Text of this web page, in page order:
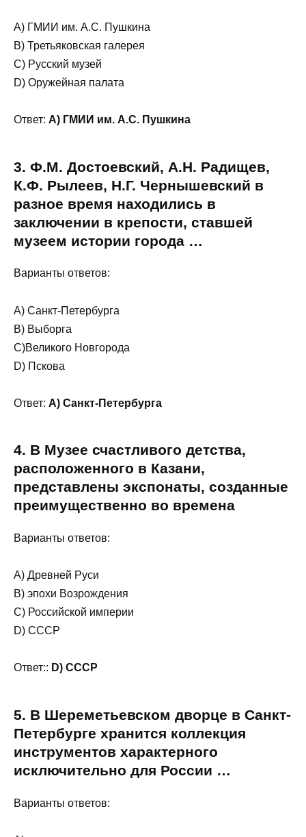
A) ГМИИ им. А.С. Пушкина
B) Третьяковская галерея
C) Русский музей
D) Оружейная палата
Ответ: A) ГМИИ им. А.С. Пушкина
3. Ф.М. Достоевский, А.Н. Радищев,
К.Ф. Рылеев, Н.Г. Чернышевский в
разное время находились в
заключении в крепости, ставшей
музеем истории города …
Варианты ответов:
A) Санкт-Петербурга
В) Выборга
С)Великого Новгорода
D) Пскова
Ответ: A) Санкт-Петербурга
4. В Музее счастливого детства,
расположенного в Казани,
представлены экспонаты, созданные
преимущественно во времена
Варианты ответов:
A) Древней Руси
В) эпохи Возрождения
С) Российской империи
D) СССР
Ответ:: D) СССР
5. В Шереметьевском дворце в Санкт-
Петербурге хранится коллекция
инструментов характерного
исключительно для России …
Варианты ответов: